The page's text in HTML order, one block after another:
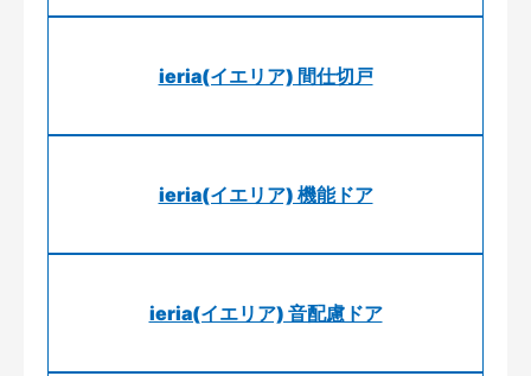
ieria(イエリア) 間仕切戸
ieria(イエリア) 機能ドア
ieria(イエリア) 音配慮ドア